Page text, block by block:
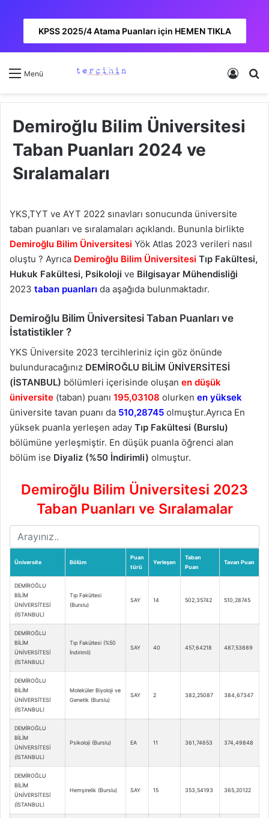
KPSS 2025/4 Atama Puanları için HEMEN TIKLA
Menü Kayıt
Demiroğlu Bilim Üniversitesi
Taban Puanları 2024 ve
Sıralamaları
YKS,TYT ve AYT 2022 sınavları sonucunda üniversite
taban puanları ve sıralamaları açıklandı. Bununla birlikte
Demiroğlu Bilim Üniversitesi Yök Atlas 2023 verileri nasıl
oluştu ? Ayrıca Demiroğlu Bilim Üniversitesi Tıp Fakültesi,
Hukuk Fakültesi, Psikoloji ve Bilgisayar Mühendisliği
2023 taban puanları da aşağıda bulunmaktadır.
Demiroğlu Bilim Üniversitesi Taban Puanları ve
İstatistikler ?
YKS Üniversite 2023 tercihleriniz için göz önünde
bulunduracağınız DEMİROĞLU BİLİM ÜNİVERSİTESİ
(İSTANBUL) bölümleri içerisinde oluşan en düşük
üniversite (taban) puanı 195,03108 olurken en yüksek
üniversite tavan puanı da 510,28745 olmuştur.Ayrıca En
yüksek puanla yerleşen aday Tıp Fakültesi (Burslu)
bölümüne yerleşmiştir. En düşük puanla öğrenci alan
bölüm ise Diyaliz (%50 İndirimli) olmuştur.
Demiroğlu Bilim Üniversitesi 2023
Taban Puanları ve Sıralamalar
Üniversite Bölüm
Puan
türü
Yerleşen
Taban
Puan
Tavan Puan
DEMİROĞLU
BİLİM
ÜNİVERSİTESİ
(İSTANBUL)
Tıp Fakültesi
(Burslu)
SAY 14 502,35742 510,28745
DEMİROĞLU
BİLİM
ÜNİVERSİTESİ
(İSTANBUL)
Tıp Fakültesi (%50
İndirimli)
SAY 40 457,64218 487,53889
DEMİROĞLU
BİLİM
ÜNİVERSİTESİ
(İSTANBUL)
Moleküler Biyoloji ve
Genetik (Burslu)
SAY 2 382,25087 384,67347
DEMİROĞLU
BİLİM
ÜNİVERSİTESİ
(İSTANBUL)
Psikoloji (Burslu) EA 11 361,74653 374,49848
DEMİROĞLU
BİLİM
ÜNİVERSİTESİ
(İSTANBUL)
Hemşirelik (Burslu) SAY 15 353,54193 365,20122